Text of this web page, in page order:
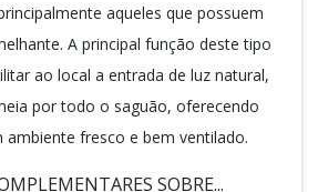
aqueles que possuem
A principal função deste tipo
ao local a entrada de luz natural,
por todo o saguão, oferecendo
fresco e bem ventilado.
SOBRE...